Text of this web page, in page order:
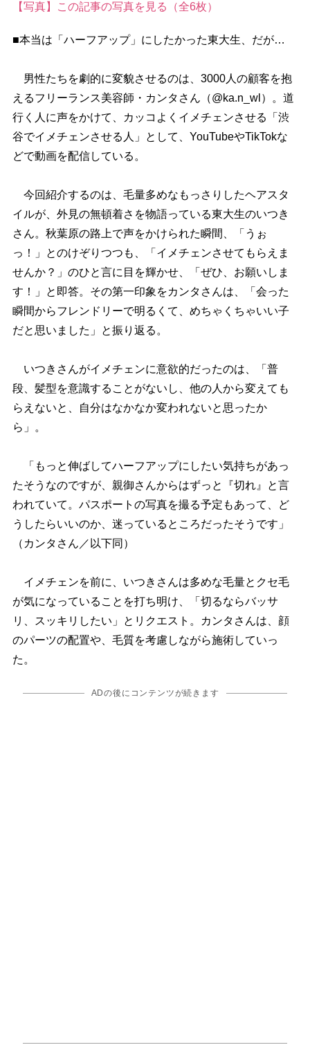
【写真】この記事の写真を見る（全6枚）
■本当は「ハーフアップ」にしたかった東大生、だが…
男性たちを劇的に変貌させるのは、3000人の顧客を抱
えるフリーランス美容師・カンタさん（@ka.n_wl）。道
行く人に声をかけて、カッコよくイメチェンさせる「渋
谷でイメチェンさせる人」として、YouTubeやTikTokな
どで動画を配信している。
今回紹介するのは、毛量多めなもっさりしたヘアスタ
イルが、外見の無頓着さを物語っている東大生のいつき
さん。秋葉原の路上で声をかけられた瞬間、「うぉ
っ！」とのけぞりつつも、「イメチェンさせてもらえま
せんか？」のひと言に目を輝かせ、「ぜひ、お願いしま
す！」と即答。その第一印象をカンタさんは、「会った
瞬間からフレンドリーで明るくて、めちゃくちゃいい子
だと思いました」と振り返る。
いつきさんがイメチェンに意欲的だったのは、「普
段、髪型を意識することがないし、他の人から変えても
らえないと、自分はなかなか変われないと思ったか
ら」。
「もっと伸ばしてハーフアップにしたい気持ちがあっ
たそうなのですが、親御さんからはずっと『切れ』と言
われていて。パスポートの写真を撮る予定もあって、ど
うしたらいいのか、迷っているところだったそうです」
（カンタさん／以下同）
イメチェンを前に、いつきさんは多めな毛量とクセ毛
が気になっていることを打ち明け、「切るならバッサ
リ、スッキリしたい」とリクエスト。カンタさんは、顔
のパーツの配置や、毛質を考慮しながら施術していっ
た。
ADの後にコンテンツが続きます